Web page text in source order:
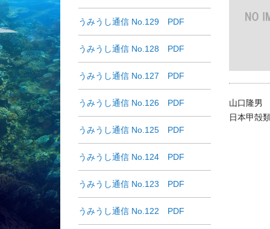
うみうし通信 No.129 PDF
うみうし通信 No.128 PDF
うみうし通信 No.127 PDF
うみうし通信 No.126 PDF
うみうし通信 No.125 PDF
うみうし通信 No.124 PDF
うみうし通信 No.123 PDF
うみうし通信 No.122 PDF
山口隆男
日本甲殻